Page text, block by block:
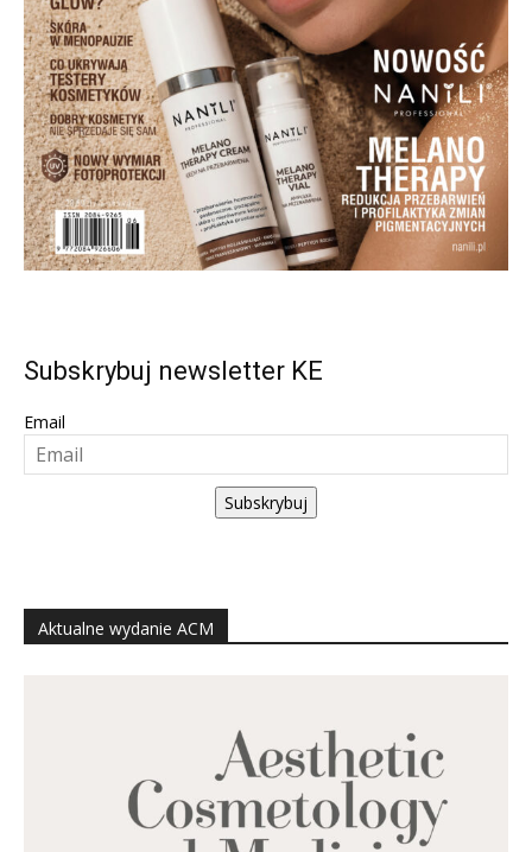
Subskrybuj newsletter KE
Email
Subskrybuj
Aktualne wydanie ACM